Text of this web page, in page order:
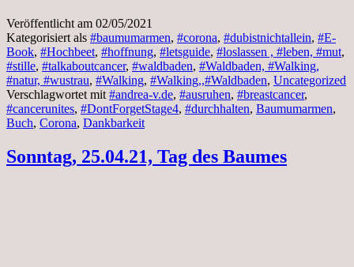
Veröffentlicht am 02/05/2021
Kategorisiert als #baumumarmen, #corona, #dubistnichtallein, #E-
Book, #Hochbeet, #hoffnung, #letsguide, #loslassen , #leben, #mut,
#stille, #talkaboutcancer, #waldbaden, #Waldbaden, #Walking,
#natur, #wustrau, #Walking, #Walking,,#Waldbaden, Uncategorized
Verschlagwortet mit #andrea-v.de, #ausruhen, #breastcancer,
#cancerunites, #DontForgetStage4, #durchhalten, Baumumarmen,
Buch, Corona, Dankbarkeit
Sonntag, 25.04.21, Tag des Baumes